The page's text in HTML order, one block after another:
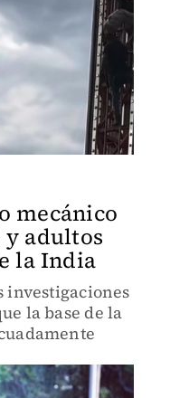
mecánico
y adultos
la India
investigaciones
la base de la